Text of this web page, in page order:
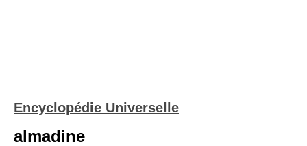
Encyclopédie Universelle
almadine